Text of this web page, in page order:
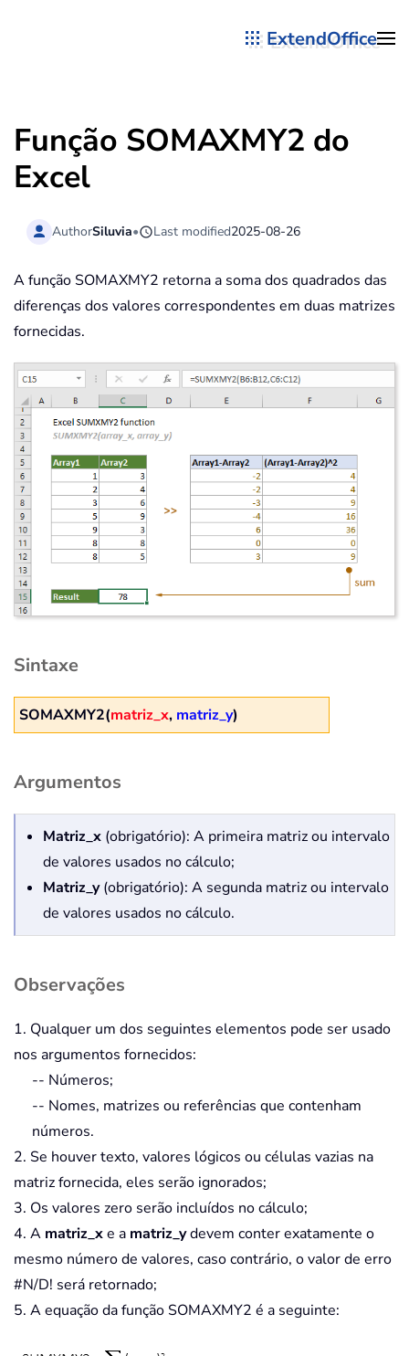
ExtendOffice
Função SOMAXMY2 do
Excel
AuthorSiluvia• Last modified2025-08-26
A função SOMAXMY2 retorna a soma dos quadrados das
diferenças dos valores correspondentes em duas matrizes
fornecidas.
Sintaxe
SOMAXMY2(matriz_x, matriz_y)
Argumentos
Matriz_x (obrigatório): A primeira matriz ou intervalo
de valores usados no cálculo;
Matriz_y(obrigatório): A segunda matriz ou intervalo
de valores usados no cálculo.
Observações
1. Qualquer um dos seguintes elementos pode ser usado
nos argumentos fornecidos:
-- Números;
-- Nomes, matrizes ou referências que contenham
números.
2. Se houver texto, valores lógicos ou células vazias na
matriz fornecida, eles serão ignorados;
3. Os valores zero serão incluídos no cálculo;
4. A matriz_xe a matriz_ydevem conter exatamente o
mesmo número de valores, caso contrário, o valor de erro
#N/D! será retornado;
5. A equação da função SOMAXMY2 é a seguinte: